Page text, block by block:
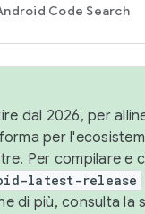
Code Search
dal 2026, per
per
Per compilare e
latest-release
di più, consulta la